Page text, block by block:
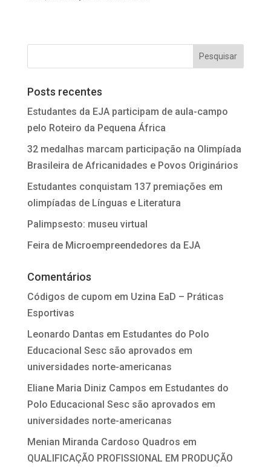
Posts recentes
Estudantes da EJA participam de aula-campo
pelo Roteiro da Pequena África
32 medalhas marcam participação na Olimpíada
Brasileira de Africanidades e Povos Originários
Estudantes conquistam 137 premiações em
olimpíadas de Línguas e Literatura
Palimpsesto: museu virtual
Feira de Microempreendedores da EJA
Comentários
Códigos de cupom em Uzina EaD – Práticas
Esportivas
Leonardo Dantas em Estudantes do Polo
Educacional Sesc são aprovados em
universidades norte-americanas
Eliane Maria Diniz Campos em Estudantes do
Polo Educacional Sesc são aprovados em
universidades norte-americanas
Menian Miranda Cardoso Quadros em
QUALIFICAÇÃO PROFISSIONAL EM PRODUÇÃO